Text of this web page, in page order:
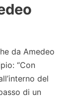
da Amedeo
“Con
del
di un